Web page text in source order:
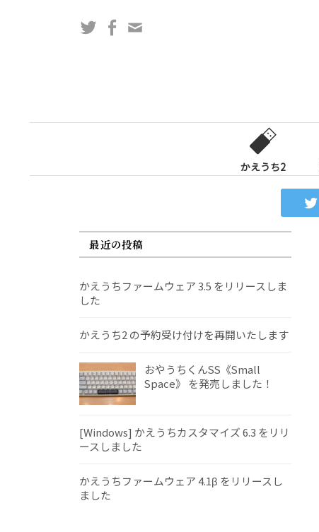
ス
TwitterFacebook
かえうち2
最近の投稿
かえうちファームウェア 3.5 をリリースしま
した
かえうち2 の予約受け付けを再開いたします
おやうちくんSS《Small
Space》 を発売しました！
[Windows] かえうちカスタマイズ 6.3 をリリ
ースしました
かえうちファームウェア 4.1β をリリースし
ました